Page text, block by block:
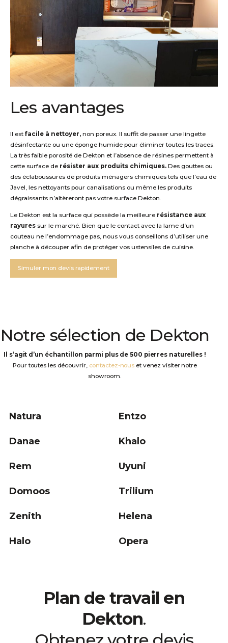
Les avantages
Il est facile à nettoyer, non poreux. Il suffit de passer une lingette
désinfectante ou une éponge humide pour éliminer toutes les traces.
La très faible porosité de Dekton et l’absence de résines permettent à
cette surface de résister aux produits chimiques. Des gouttes ou
des éclaboussures de produits ménagers chimiques tels que l’eau de
Javel, les nettoyants pour canalisations ou même les produits
dégraissants n’altèreront pas votre surface Dekton.
Le Dekton est la surface qui possède la meilleure résistance aux
rayures sur le marché. Bien que le contact avec la lame d’un
couteau ne l’endommage pas, nous vous conseillons d’utiliser une
planche à découper afin de protéger vos ustensiles de cuisine.
Simuler mon devis rapidement
Notre sélection de Dekton
Il s’agit d’un échantillon parmi plus de 500 pierres naturelles !
Pour toutes les découvrir, contactez-nous et venez visiter notre
showroom.
Natura Entzo
Danae Khalo
Rem Uyuni
Domoos Trilium
Zenith Helena
Halo Opera
Plan de travail en
Dekton.